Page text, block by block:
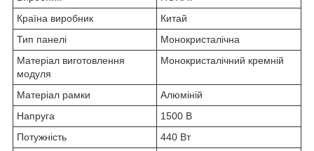
Країна виробник
Китай
Тип панелі
Монокристалічна
Матеріал виготовлення
модуля
Монокристалічний кремній
Матеріал рамки
Алюміній
Напруга
1500 В
Потужність
440 Вт